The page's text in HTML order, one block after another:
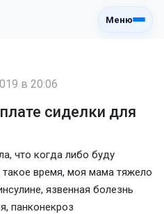
Меню
в 20:06
сиделки для
что когда либо буду
время, моя мама тяжело
язвенная болезнь
панконекроз